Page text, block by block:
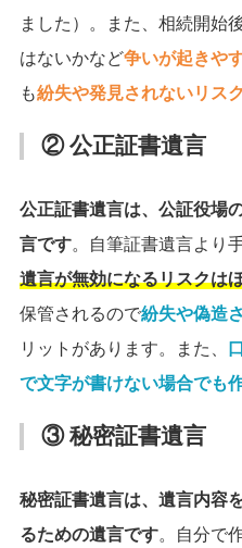
ました）。また、相続開始
はないかなど争いが起きや
も紛失や発見されないリスク
② 公正証書遺言
公正証書遺言は、公証役場
言です。自筆証書遺言より
遺言が無効になるリスクは
保管されるので紛失や偽造
リットがあります。また、
で文字が書けない場合でも
③ 秘密証書遺言
秘密証書遺言は、遺言内容
るための遺言です。自分で